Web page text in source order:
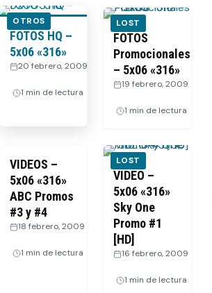
Webisodios
OTROS
FOTOS HQ –
5x06 «316»
20 febrero, 2009
1 min de lectura
LOST
FOTOS
Promocionales
– 5x06 «316»
19 febrero, 2009
1 min de lectura
VIDEOS –
5x06 «316»
ABC Promos
#3 y #4
18 febrero, 2009
1 min de lectura
LOST
VIDEO –
5x06 «316»
Sky One
Promo #1
[HD]
16 febrero, 2009
1 min de lectura